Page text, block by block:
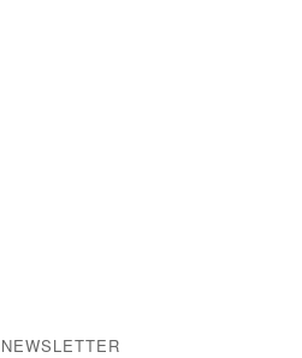
NEWSLETTER